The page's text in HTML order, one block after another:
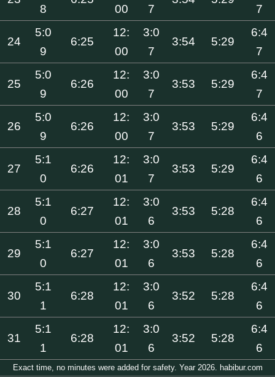
8 00 7 7
24
5:0
9
6:25
12:
00
3:0
7
3:54 5:29
6:4
7
25
5:0
9
6:26
12:
00
3:0
7
3:53 5:29
6:4
7
26
5:0
9
6:26
12:
00
3:0
7
3:53 5:29
6:4
6
27
5:1
0
6:26
12:
01
3:0
7
3:53 5:29
6:4
6
28
5:1
0
6:27
12:
01
3:0
6
3:53 5:28
6:4
6
29
5:1
0
6:27
12:
01
3:0
6
3:53 5:28
6:4
6
30
5:1
1
6:28
12:
01
3:0
6
3:52 5:28
6:4
6
31
5:1
1
6:28
12:
01
3:0
6
3:52 5:28
6:4
6
Exact time, no minutes were added for safety. Year 2026. habibur.com